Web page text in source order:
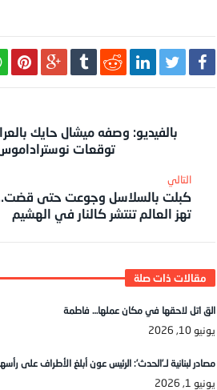
بالفيديو: وصفه ميشال حايك
توقعات نوستراداموس
‎التالي
كبلت بالسلاسل وجوعت حتى
تهز العالم تنتشر كالنار في الهشيم
الق اتل لاحقها في مكان عملها… فاطمة
يونيو 10, 2026
مصادر لبنانية لـ’الحدث’: الرئيس عون أبلغ الأطراف على
يونيو 1, 2026